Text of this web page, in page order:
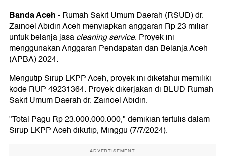
Banda Aceh-Rumah Sakit Umum Daerah (RSUD) dr.
Zainoel Abidin Aceh menyiapkan anggaran Rp 23 miliar
untuk belanja jasacleaning service. Proyek ini
menggunakan Anggaran Pendapatan dan Belanja Aceh
(APBA) 2024.
Mengutip Sirup LKPP Aceh, proyek ini diketahui memiliki
kode RUP 49231364. Proyek dikerjakan di BLUD Rumah
Sakit Umum Daerah dr. Zainoel Abidin.
"Total Pagu Rp 23.000.000.000," demikian tertulis dalam
Sirup LKPP Aceh dikutip, Minggu (7/7/2024).
ADVERTISEMENT